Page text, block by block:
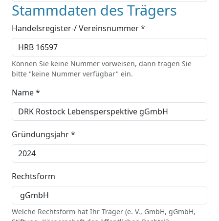
Stammdaten des Trägers
Handelsregister-/ Vereinsnummer *
Können Sie keine Nummer vorweisen, dann tragen Sie
bitte "keine Nummer verfügbar" ein.
Name *
Gründungsjahr *
Rechtsform
Welche Rechtsform hat Ihr Träger (e. V., GmbH, gGmbH,